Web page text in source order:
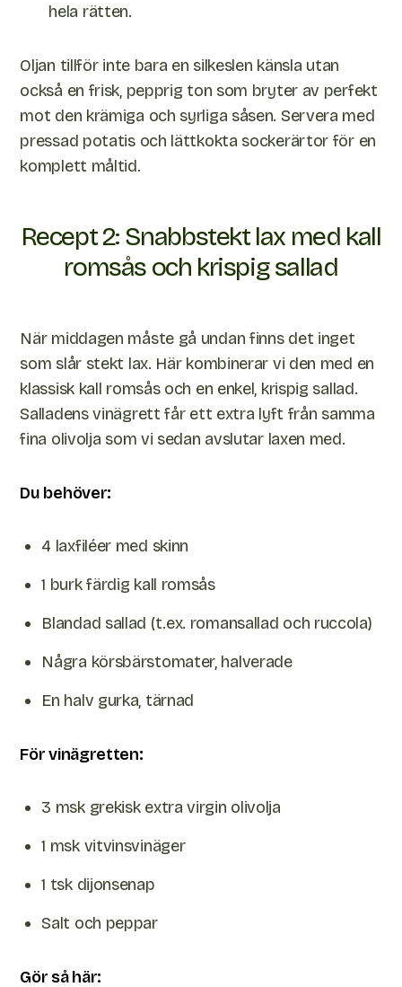
hela rätten.
Oljan tillför inte bara en silkeslen känsla utan
också en frisk, pepprig ton som bryter av perfekt
mot den krämiga och syrliga såsen. Servera med
pressad potatis och lättkokta sockerärtor för en
komplett måltid.
Recept 2: Snabbstekt lax med kall
romsås och krispig sallad
När middagen måste gå undan finns det inget
som slår stekt lax. Här kombinerar vi den med en
klassisk kall romsås och en enkel, krispig sallad.
Salladens vinägrett får ett extra lyft från samma
fina olivolja som vi sedan avslutar laxen med.
Du behöver:
4 laxfiléer med skinn
1 burk färdig kall romsås
Blandad sallad (t.ex. romansallad och ruccola)
Några körsbärstomater, halverade
En halv gurka, tärnad
För vinägretten:
3 msk grekisk extra virgin olivolja
1 msk vitvinsvinäger
1 tsk dijonsenap
Salt och peppar
Gör så här: